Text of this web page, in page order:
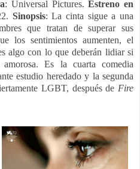
: Universal Pictures.Estreno en
Sinopsis:La cinta sigue a una
que tratan de superar sus
los sentimientos aumenten, el
algo con lo que deberán lidiar si
Es la cuarta comedia
estudio heredado y la segunda
LGBT, después de Fire